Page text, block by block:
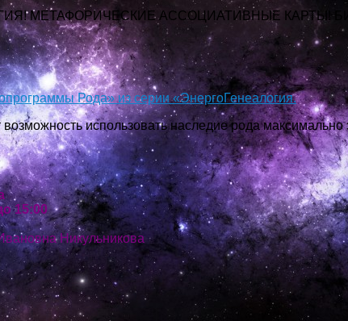
МЕТАФОРИЧЕСКИЕ АССОЦИАТИВНЫЕ КАРТЫ!
Рода» из серии «ЭнергоГенеалогия.
использовать наследие рода
15:00
Никульникова